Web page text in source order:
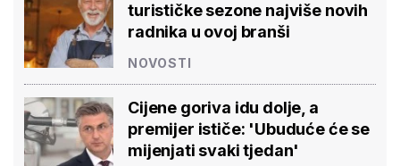
turističke sezone najviše novih
radnika u ovoj branši
NOVOSTI
Cijene goriva idu dolje, a
premijer ističe: 'Ubuduće će se
mijenjati svaki tjedan'